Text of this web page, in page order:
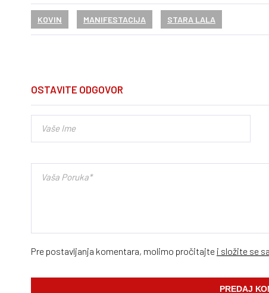
KOVIN MANIFESTACIJA STARA LALA
OSTAVITE ODGOVOR
Pre postavljanja komentara, molimo pročitajte i složite se